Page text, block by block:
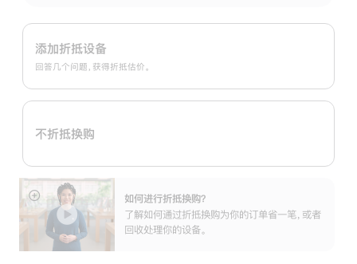
Apple
Trade
换
购
划：
添加折抵设备
回答几个问题，获得折抵估价。
不折抵换购
如何进行折抵换购？
了解如何通过折抵换购为你的订单省一笔，或者
回收处理你的设备。
展